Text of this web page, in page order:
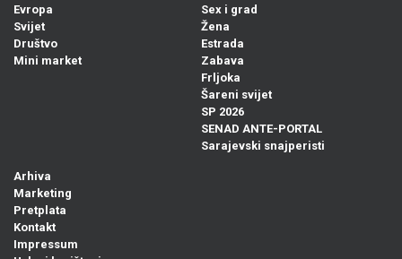
Evropa
Svijet
Društvo
Mini market
Sex i grad
Žena
Estrada
Zabava
Frljoka
Šareni svijet
SP 2026
SENAD ANTE-PORTAL
Sarajevski snajperisti
Arhiva
Marketing
Pretplata
Kontakt
Impressum